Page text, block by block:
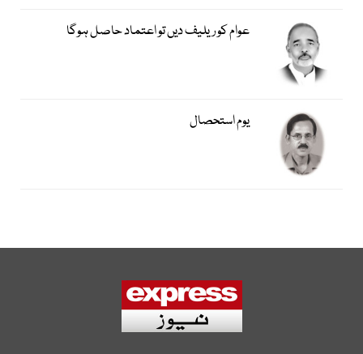
عوام کو ریلیف دیں تو اعتماد حاصل ہوگا
یوم استحصال